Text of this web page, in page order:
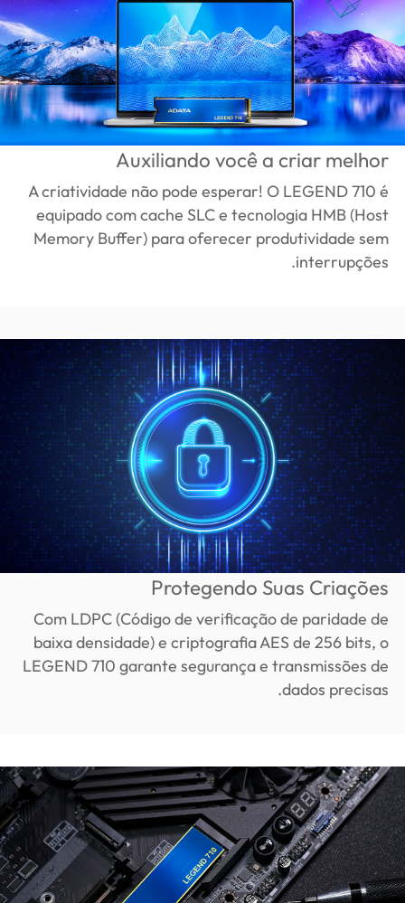
Auxiliando você a criar melhor
A criatividade não pode esperar! O LEGEND 710 é
equipado com cache SLC e tecnologia HMB (Host
Memory Buffer) para oferecer produtividade sem
interrupções.
Protegendo Suas Criações
Com LDPC (Código de verificação de paridade de
baixa densidade) e criptografia AES de 256 bits, o
LEGEND 710 garante segurança e transmissões de
dados precisas.